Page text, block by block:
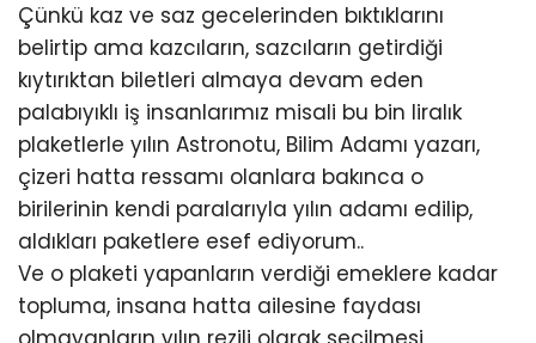
Çünkü kaz ve saz gecelerinden bıktıklarını
belirtip ama kazcıların, sazcıların getirdiği
kıytırıktan biletleri almaya devam eden
palabıyıklı iş insanlarımız misali bu bin liralık
plaketlerle yılın Astronotu, Bilim Adamı yazarı,
çizeri hatta ressamı olanlara bakınca o
birilerinin kendi paralarıyla yılın adamı edilip,
aldıkları paketlere esef ediyorum..
Ve o plaketi yapanların verdiği emeklere kadar
topluma, insana hatta ailesine faydası